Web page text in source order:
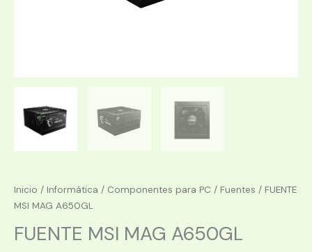
Inicio / Informática / Componentes para PC / Fuentes / FUENTE
MSI MAG A650GL
FUENTE MSI MAG A650GL